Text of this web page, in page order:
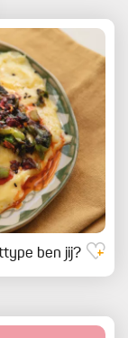
ben jij?